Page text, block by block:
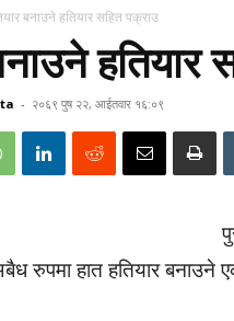
बनाउने हतियार सहित पक्राउ
हतियार
- २०६९ पुष २२, आईतवार १६:०९
रुपमा हात हतियार बनाउने